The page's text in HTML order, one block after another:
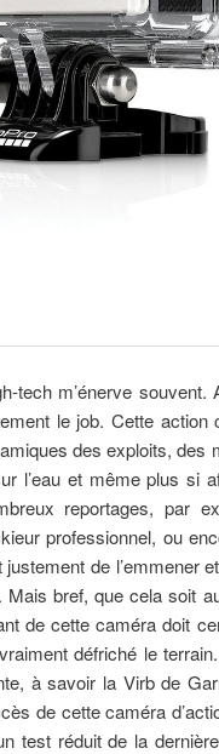
tech m’énerve souvent.
le job. Cette
des exploits, des
l’eau et même plus si
reportages, par
professionnel, ou
de l’emmener
Mais bref, que cela soit
de cette caméra doit
défriché le
à savoir la Virb de
de cette caméra
test réduit de la